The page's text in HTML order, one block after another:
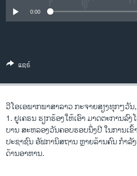
ພາສາອັງກິດ
ລາຍການກະຈາຍສຽງ
ລາຍງານ
ພາສາຕ່າງໆ
0:00
ແຊຣ໌
ວີ​ໂອ​ເອພາກ​ພາສາ​ລາວ​ ກະຈາຍສຽງ​ທຸກໆ​ວັ
1. ຢູ​ເຄ​ຣນ ຮຽກ​ຮ້ອງ​​ໃຫ້​ເອົາ ມາດ​ຕະ​ການ​ລົ
ບານ ສະ​ຫລອງ​ວັນ​ຄອບ​ຮອບ​ນຶ່ງ​ປີ ໃນ​ການ​ເຂົ້
ປະ​ຊາ​ຊົນ ອັ​ຟ​ກາ​ນິ​ສ​ຖານ ຫຼາຍ​ລ້ານ​ຄົນ ​ກຳ​ລັ
ດ້ານ​ອາ​ຫານ.